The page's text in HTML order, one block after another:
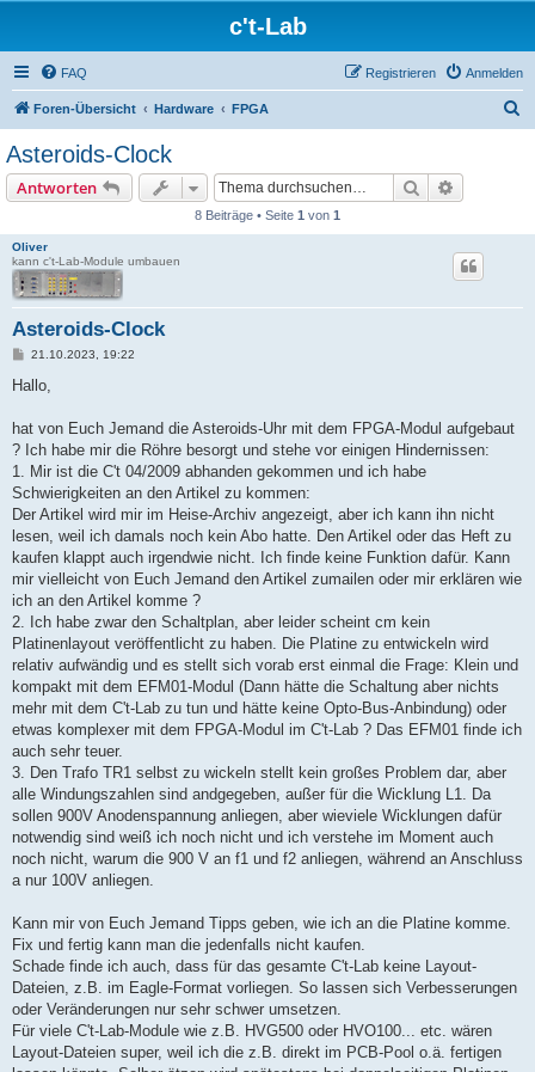
c't-Lab
FAQ Anmelden
Registrieren
Foren-Übersicht Hardware FPGA
Asteroids-Clock
Antworten Suche
8 Beiträge • Seite 1 von 1
Oliver
kann c't-Lab-Module umbauen
Asteroids-Clock
B
i
a
21.10.2023, 19:22
Hallo,
hat von Euch Jemand die Asteroids-Uhr mit dem FPGA-Modul aufgebaut
? Ich habe mir die Röhre besorgt und stehe vor einigen Hindernissen:
1. Mir ist die C't 04/2009 abhanden gekommen und ich habe
Schwierigkeiten an den Artikel zu kommen:
Der Artikel wird mir im Heise-Archiv angezeigt, aber ich kann ihn nicht
lesen, weil ich damals noch kein Abo hatte. Den Artikel oder das Heft zu
kaufen klappt auch irgendwie nicht. Ich finde keine Funktion dafür. Kann
mir vielleicht von Euch Jemand den Artikel zumailen oder mir erklären wie
ich an den Artikel komme ?
2. Ich habe zwar den Schaltplan, aber leider scheint cm kein
Platinenlayout veröffentlicht zu haben. Die Platine zu entwickeln wird
relativ aufwändig und es stellt sich vorab erst einmal die Frage: Klein und
kompakt mit dem EFM01-Modul (Dann hätte die Schaltung aber nichts
mehr mit dem C't-Lab zu tun und hätte keine Opto-Bus-Anbindung) oder
etwas komplexer mit dem FPGA-Modul im C't-Lab ? Das EFM01 finde ich
auch sehr teuer.
3. Den Trafo TR1 selbst zu wickeln stellt kein großes Problem dar, aber
alle Windungszahlen sind andgegeben, außer für die Wicklung L1. Da
sollen 900V Anodenspannung anliegen, aber wieviele Wicklungen dafür
notwendig sind weiß ich noch nicht und ich verstehe im Moment auch
noch nicht, warum die 900 V an f1 und f2 anliegen, während an Anschluss
a nur 100V anliegen.
Kann mir von Euch Jemand Tipps geben, wie ich an die Platine komme.
Fix und fertig kann man die jedenfalls nicht kaufen.
Schade finde ich auch, dass für das gesamte C't-Lab keine Layout-
Dateien, z.B. im Eagle-Format vorliegen. So lassen sich Verbesserungen
oder Veränderungen nur sehr schwer umsetzen.
Für viele C't-Lab-Module wie z.B. HVG500 oder HVO100... etc. wären
Layout-Dateien super, weil ich die z.B. direkt im PCB-Pool o.ä. fertigen